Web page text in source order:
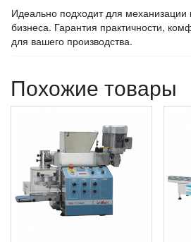
Идеально подходит для механизации
бизнеса. Гарантия практичности,
для вашего производства.
Похожие товары